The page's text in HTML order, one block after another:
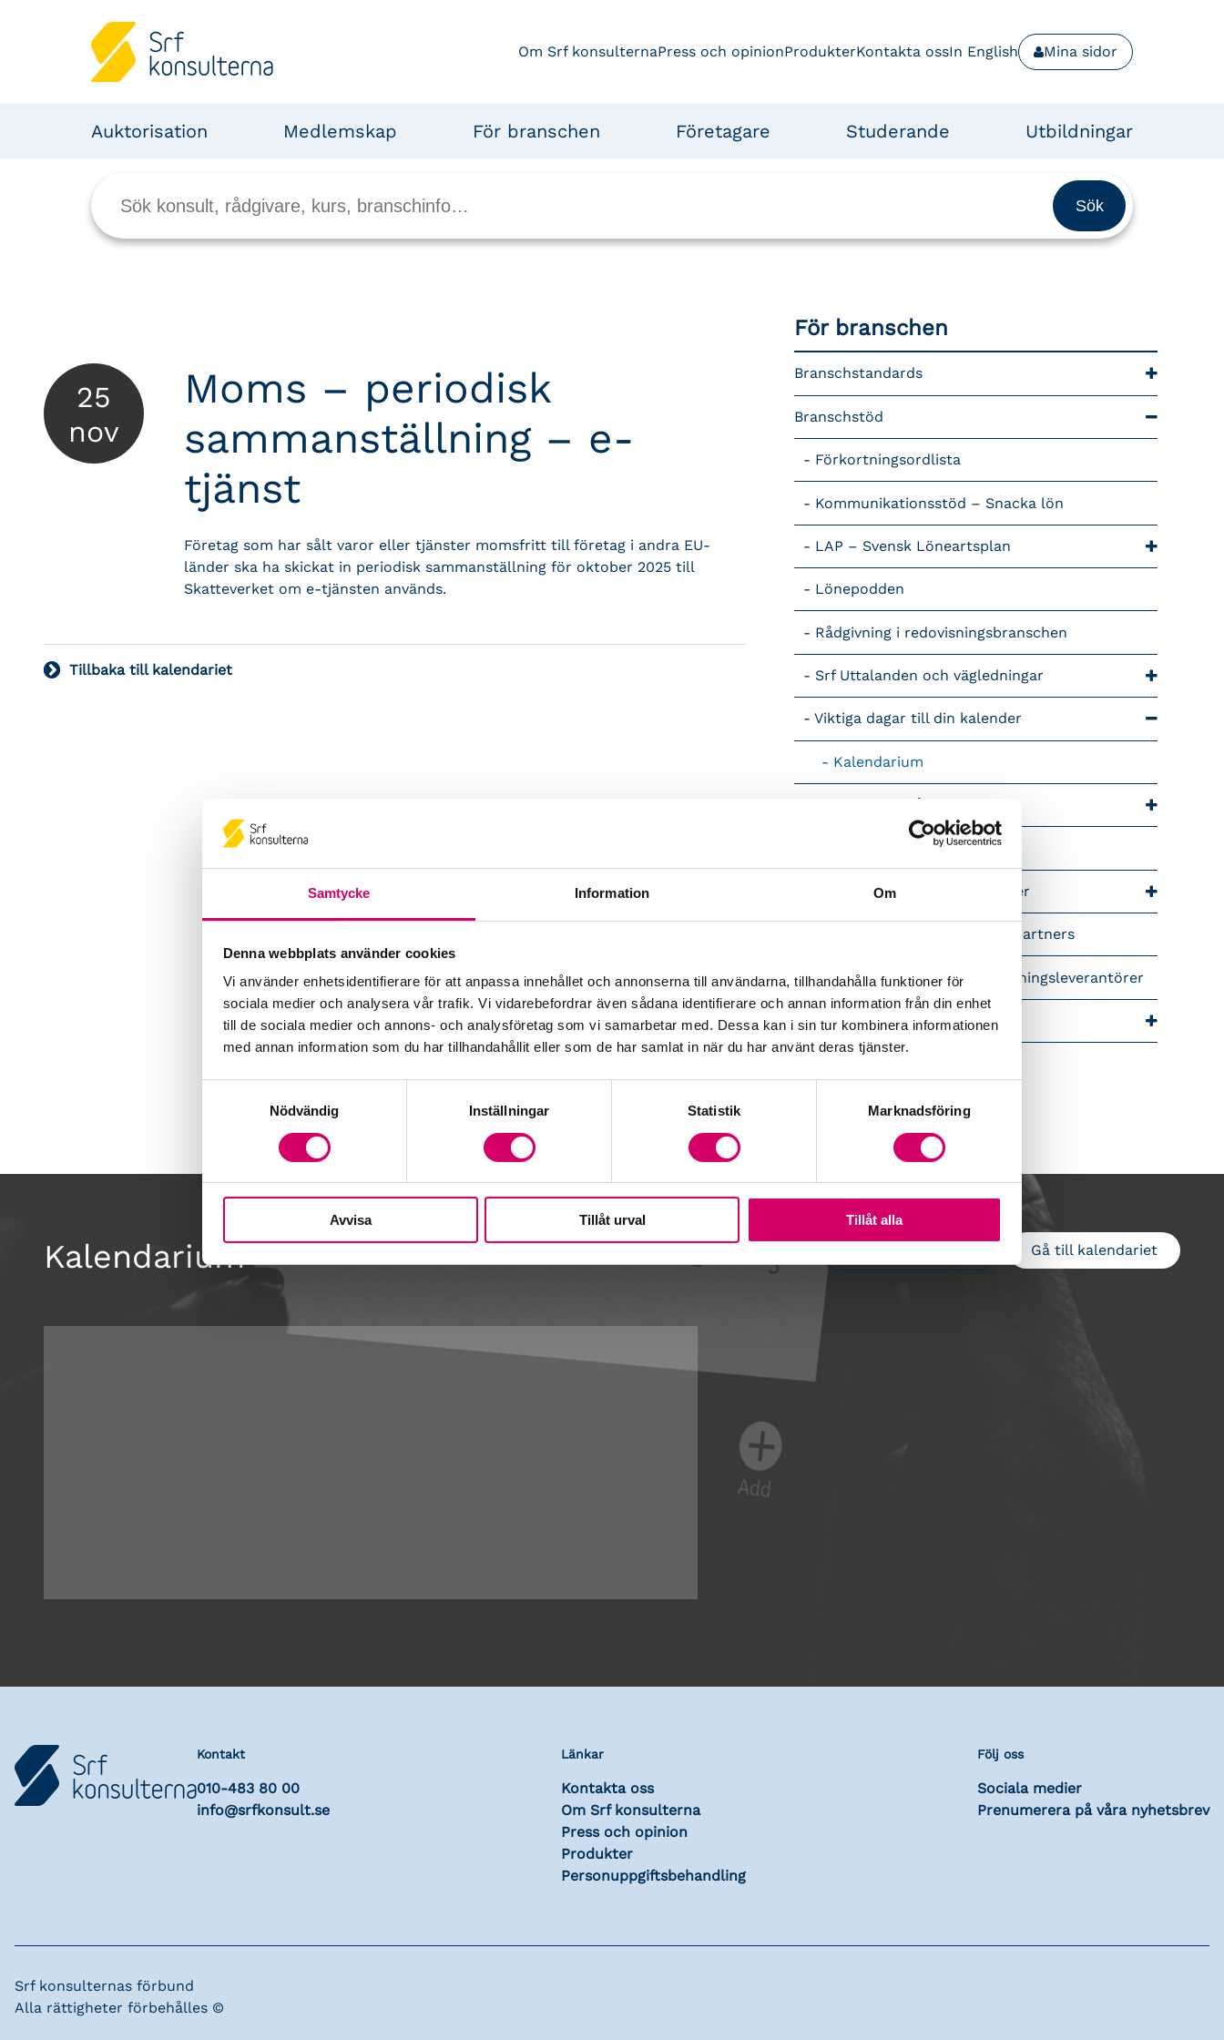
Samtycke Information Om
Denna webbplats använder cookies
Vi använder enhetsidentifierare för att anpassa innehållet och annonserna till användarna, tillhandahålla funktioner för
sociala medier och analysera vår trafik. Vi vidarebefordrar även sådana identifierare och annan information från din enhet
till de sociala medier och annons- och analysföretag som vi samarbetar med. Dessa kan i sin tur kombinera informationen
med annan information som du har tillhandahållit eller som de har samlat in när du har använt deras tjänster.
Nödvändig
Inställningar Statistik Marknadsföring
Avvisa Tillåt urval Tillåt alla
Om Srf konsulternaPress och opinionProdukterKontakta ossIn English Mina sidor
Auktorisation Medlemskap För branschen Företagare Studerande Utbildningar
25
nov
Moms – periodisk
sammanställning – e-
tjänst
Företag som har sålt varor eller tjänster momsfritt till företag i andra EU-
länder ska ha skickat in periodisk sammanställning för oktober 2025 till
Skatteverket om e-tjänsten används.
Tillbaka till kalendariet
För branschen
Branschstandards
Branschstöd
Förkortningsordlista
Kommunikationsstöd – Snacka lön
LAP – Svensk Löneartsplan
Lönepodden
Rådgivning i redovisningsbranschen
Srf Uttalanden och vägledningar
Viktiga dagar till din kalender
Kalendarium
Viktiga branschfrågor
Karriär för lönekonsulter
Karriär för redovisningskonsulter
Medlemsrabatter från våra Srf Partners
Validera lönekurser – för utbildningsleverantörer
Våra event och temadagar
Kalendarium Gå till kalendariet
Kontakt
010-483 80 00
info@srfkonsult.se
Länkar
Kontakta oss
Om Srf konsulterna
Press och opinion
Produkter
Personuppgiftsbehandling
Följ oss
Sociala medier
Prenumerera på våra nyhetsbrev
Srf konsulternas förbund
Alla rättigheter förbehålles ©